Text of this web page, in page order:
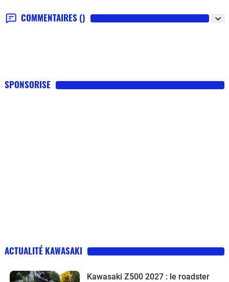
COMMENTAIRES ()
SPONSORISE
ACTUALITÉ KAWASAKI
Kawasaki Z500 2027 : le roadster